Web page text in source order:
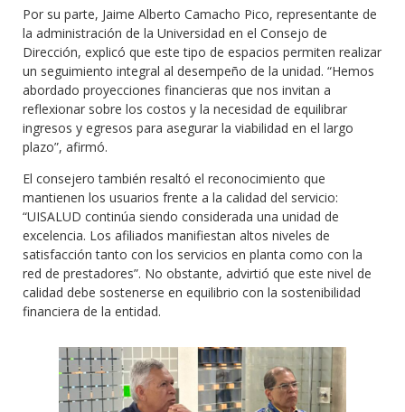
Por su parte, Jaime Alberto Camacho Pico, representante de
la administración de la Universidad en el Consejo de
Dirección, explicó que este tipo de espacios permiten realizar
un seguimiento integral al desempeño de la unidad. “Hemos
abordado proyecciones financieras que nos invitan a
reflexionar sobre los costos y la necesidad de equilibrar
ingresos y egresos para asegurar la viabilidad en el largo
plazo”, afirmó.
El consejero también resaltó el reconocimiento que
mantienen los usuarios frente a la calidad del servicio:
“UISALUD continúa siendo considerada una unidad de
excelencia. Los afiliados manifiestan altos niveles de
satisfacción tanto con los servicios en planta como con la
red de prestadores”. No obstante, advirtió que este nivel de
calidad debe sostenerse en equilibrio con la sostenibilidad
financiera de la entidad.